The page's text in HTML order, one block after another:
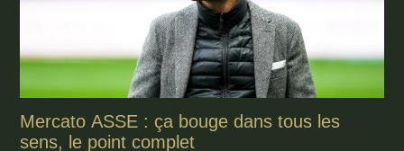
Mercato ASSE : ça bouge dans tous les
sens, le point complet